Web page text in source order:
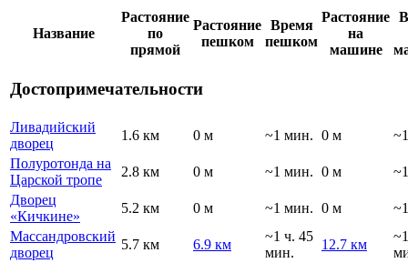
Название
Растояние
по
прямой
Растояние
пешком
Время
пешком
Растояние
на
машине
Достопримечательности
Ливадийский
дворец
1.6 км 0 м ~1 мин. 0 м
Полуротонда на
Царской тропе
2.8 км 0 м ~1 мин. 0 м
Дворец
«Кичкине»
5.2 км 0 м ~1 мин. 0 м
Массандровский
дворец
5.7 км 6.9 км
~1 ч. 45
мин.
12.7 км